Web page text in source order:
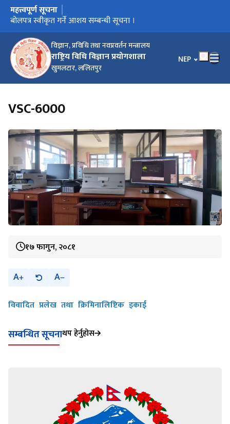
विज्ञान, प्रविधि तथा नवप्रवर्तन मन्त्रालय
राष्ट्रिय विधि विज्ञान प्रयोगशाला
खुमलटार, ललितपुर
भाषा चयन गर्नुहोस्
NEP
मुख्य नेभिगेसनमा जानुहोस्
महत्त्वपूर्ण सूचना
बढुवाको सिफारिस सम्बन्धी सूचना ।
बोलपत्र स्वीकृत गर्ने आशय सम्बन्धी सूचना ।
जेष्ठता र कार्यसम्पादन मूल्यांकन तथा कार्यक्षमता मूल्यांकन द्धारा हुने बढुवा
सम्बन्धी सूचना ।
खुला तथा आन्तरिक प्रतियोगिताद्धारा पदपूर्ति गर्ने सम्बन्धी सूचना ।
बोलपत्र स्वीकृत गर्ने आशयको सूचना ।
VSC-6000
१७ फागुन, २०८१
A A
विवादित प्रलेख तथा क्रिमिनालिष्टिक इकाई
सम्बन्धित सूचनाथप हेर्नुहोस